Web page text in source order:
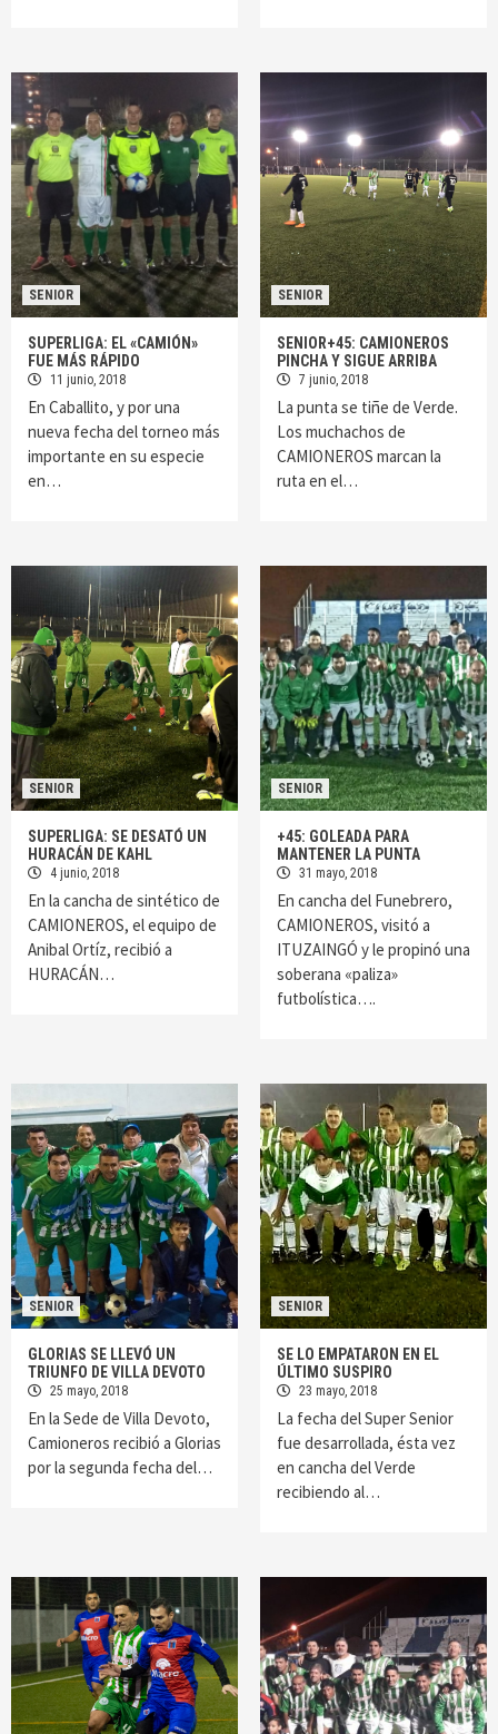
SENIOR
SUPERLIGA: EL «CAMIÓN»
FUE MÁS RÁPIDO
11 junio, 2018
En Caballito, y por una
nueva fecha del torneo más
importante en su especie
en…
SENIOR
SENIOR+45: CAMIONEROS
PINCHA Y SIGUE ARRIBA
7 junio, 2018
La punta se tiñe de Verde.
Los muchachos de
CAMIONEROS marcan la
ruta en el…
SENIOR
SUPERLIGA: SE DESATÓ UN
HURACÁN DE KAHL
4 junio, 2018
En la cancha de sintético de
CAMIONEROS, el equipo de
Anibal Ortíz, recibió a
HURACÁN…
SENIOR
+45: GOLEADA PARA
MANTENER LA PUNTA
31 mayo, 2018
En cancha del Funebrero,
CAMIONEROS, visitó a
ITUZAINGÓ y le propinó una
soberana «paliza»
futbolística….
SENIOR
GLORIAS SE LLEVÓ UN
TRIUNFO DE VILLA DEVOTO
25 mayo, 2018
En la Sede de Villa Devoto,
Camioneros recibió a Glorias
por la segunda fecha del…
SENIOR
SE LO EMPATARON EN EL
ÚLTIMO SUSPIRO
23 mayo, 2018
La fecha del Super Senior
fue desarrollada, ésta vez
en cancha del Verde
recibiendo al…